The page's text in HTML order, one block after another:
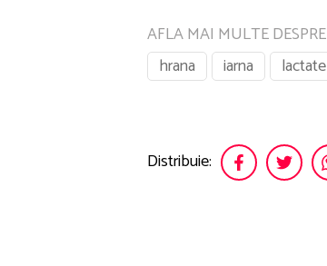
AFLA MAI MULTE DESPRE
hrana
iarna lactate
Distribuie: